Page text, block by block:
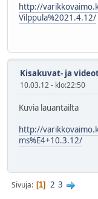
http://
Vilppula%2021.4.12/
Kisakuvat- ja
10.03.12 - klo:22:50
Kuvia lauantailta
http://
ms%E4+10.3.12/
Sivuja 1 2 3